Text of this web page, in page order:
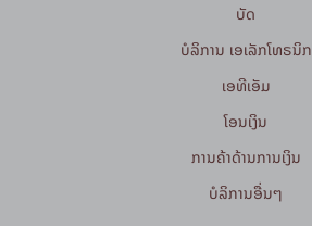
ບັດ
ບໍລິການ ເອເລັກໂທຣນິກ
ເອທີເອັມ
ໂອນເງິນ
ການຄ້າດ້ານການເງິນ
ບໍລິການອື່ນໆ